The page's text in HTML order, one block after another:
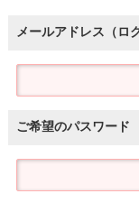
メールアドレス（ロ
ご希望のパスワード